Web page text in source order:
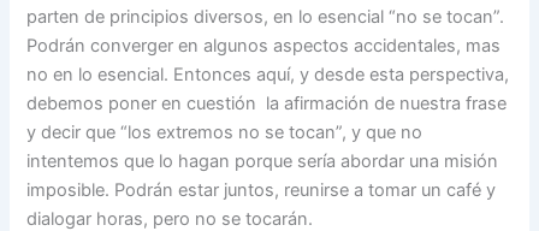
parten de principios diversos, en lo esencial “no se tocan”.
Podrán converger en algunos aspectos accidentales, mas
no en lo esencial. Entonces aquí, y desde esta perspectiva,
debemos poner en cuestión la afirmación de nuestra frase
y decir que “los extremos no se tocan”, y que no
intentemos que lo hagan porque sería abordar una misión
imposible. Podrán estar juntos, reunirse a tomar un café y
dialogar horas, pero no se tocarán.